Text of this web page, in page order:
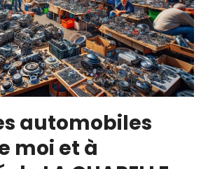
automobiles
moi et à